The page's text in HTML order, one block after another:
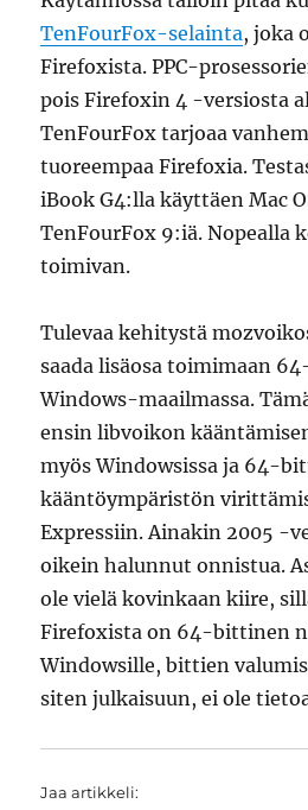
TenFourFox-selainta, joka
Firefoxista. PPC-
pois Firefoxin 4 -versiosta
TenFourFox tarjoaa
tuoreempaa Firefoxia.
iBook G4:lla käyttäen Mac
TenFourFox 9:iä. Nopealla
toimivan.
Tulevaa kehitystä
saada lisäosa toimimaan
Windows-maailmassa.
ensin libvoikon
myös Windowsissa ja 64-
kääntöympäristön
Expressiin. Ainakin 2005 -
oikein halunnut onnistua.
ole vielä kovinkaan kiire,
Firefoxista on 64-bittinen
Windowsille, bittien
siten julkaisuun, ei ole
Jaa artikkeli: